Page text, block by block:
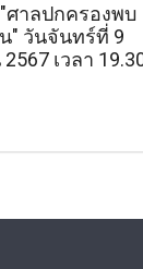
ศาลปกครองพบ
" วันจันทร์ที่ 9
เวลา